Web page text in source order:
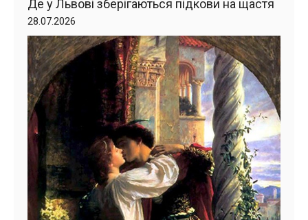
Де у Львові зберігаються підкови на щастя
28.07.2026